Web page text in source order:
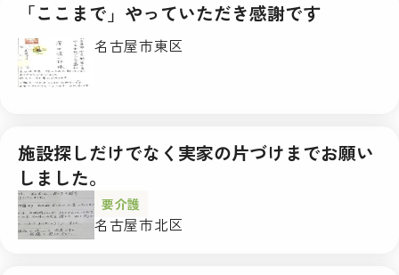
「ここまで」やっていただき感謝です
名古屋市東区
施設探しだけでなく実家の片づけまでお願い
しました。
要介護
名古屋市北区